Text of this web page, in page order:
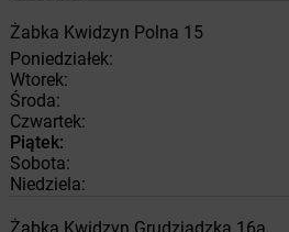
Żabka Kwidzyn Polna 15
Poniedziałek:
Wtorek:
Środa:
Czwartek:
Piątek:
Sobota:
Niedziela: